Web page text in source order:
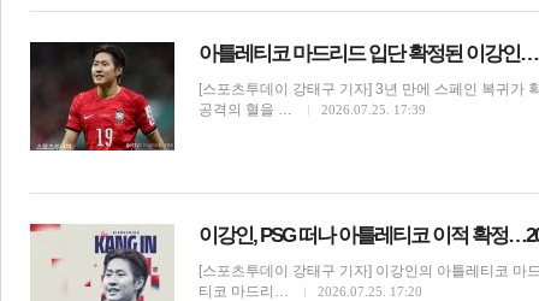
많이 본 뉴스 최신 뉴스 연예 스포츠 라이프 포토
아틀레티코 마드리드 입단 확정된 이강인
[스포츠투데이 강태구 기자] 3년 만에 스페인 복귀가
공격의 혈을 …
2026.07.25. 17:39
이강인, PSG 떠나 아틀레티코 이적 확정
[스포츠투데이 강태구 기자] 이강인의 아틀레티코 마
티코 마드리…
2026.07.25. 17:20